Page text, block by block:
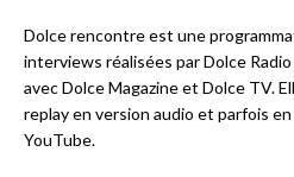
Dolce rencontre est une
interviews réalisées par Dolce
avec Dolce Magazine et Dolce TV.
replay en version audio et parfois
YouTube.